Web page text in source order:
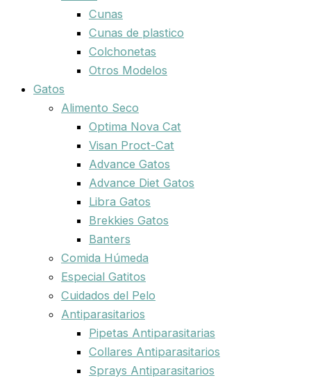
Cunas
Cunas de plastico
Colchonetas
Otros Modelos
Gatos
Alimento Seco
Optima Nova Cat
Visan Proct-Cat
Advance Gatos
Advance Diet Gatos
Libra Gatos
Brekkies Gatos
Banters
Comida Húmeda
Especial Gatitos
Cuidados del Pelo
Antiparasitarios
Pipetas Antiparasitarias
Collares Antiparasitarios
Sprays Antiparasitarios